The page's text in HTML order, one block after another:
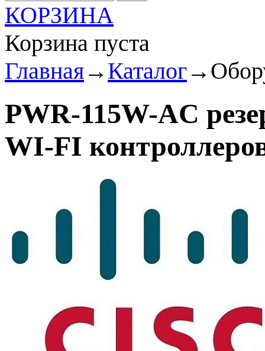
КОРЗИНА
Корзина пуста
Главная→ Каталог→
PWR-115W-AC
WI-FI